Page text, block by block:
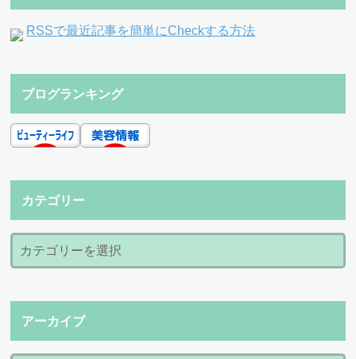
RSSで最近記事を簡単にCheckする方法
ブログランキング
カテゴリー
アーカイブ